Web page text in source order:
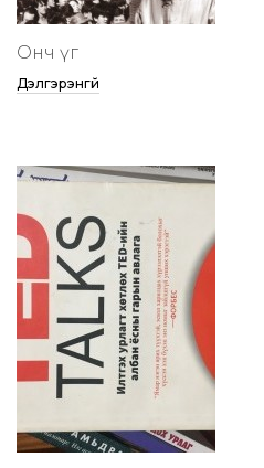
Онч үг
Дэлгэрэнгүй